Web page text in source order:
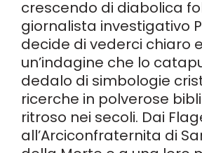
crescendo di diabolica
giornalista investigativo
decide di vederci chiaro
un’indagine che lo
dedalo di simbologie
ricerche in polverose
ritroso nei secoli. Dai
all’Arciconfraternita di